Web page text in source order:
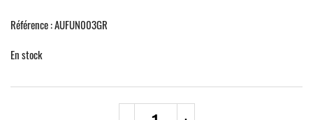
Référence : AUFUN003GR
En stock
quantité